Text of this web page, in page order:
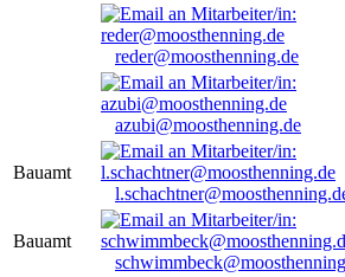
reder@moosthenning.de
azubi@moosthenning.de
Bauamt
Bauamt